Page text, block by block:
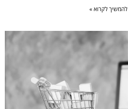
להמשיך לקרוא »